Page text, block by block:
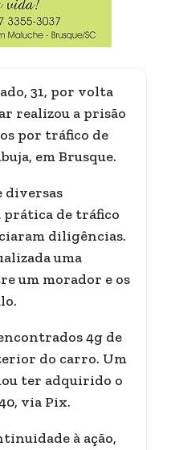
31, por volta
realizou a prisão
por tráfico de
em Brusque.
diversas
prática de tráfico
diligências.
uma
um morador e os
4g de
do carro. Um
ter adquirido o
via Pix.
à ação,